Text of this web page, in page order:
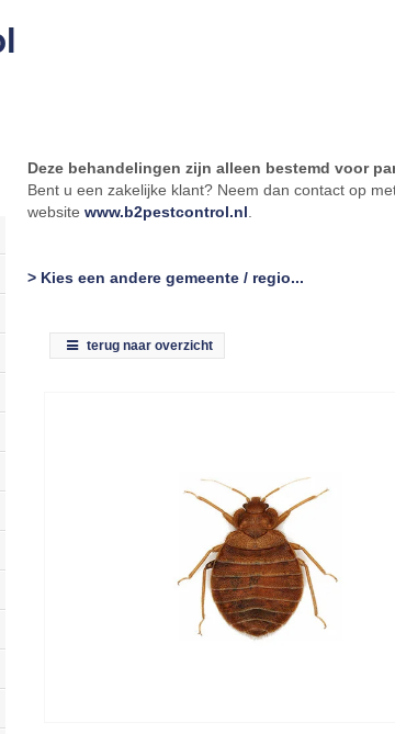
Deze behandelingen zijn alleen bestemd voor
Bent u een zakelijke klant? Neem dan contact op
website www.b2pestcontrol.nl
> Kies een andere gemeente / regio...
terug naar overzicht